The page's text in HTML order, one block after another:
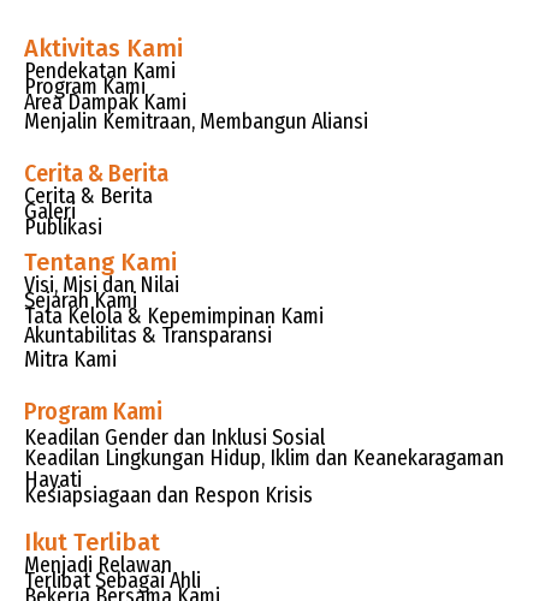
Aktivitas Kami
Pendekatan Kami
Program Kami
Area Dampak Kami
Menjalin Kemitraan, Membangun Aliansi
Cerita & Berita
Cerita & Berita
Galeri
Publikasi
Tentang Kami
Visi, Misi dan Nilai
Sejarah Kami
Tata Kelola & Kepemimpinan Kami
Akuntabilitas & Transparansi
Mitra Kami
Program Kami
Keadilan Gender dan Inklusi Sosial
Keadilan Lingkungan Hidup, Iklim dan Keanekaragaman
Hayati
Kesiapsiagaan dan Respon Krisis
Ikut Terlibat
Menjadi Relawan
Terlibat Sebagai Ahli